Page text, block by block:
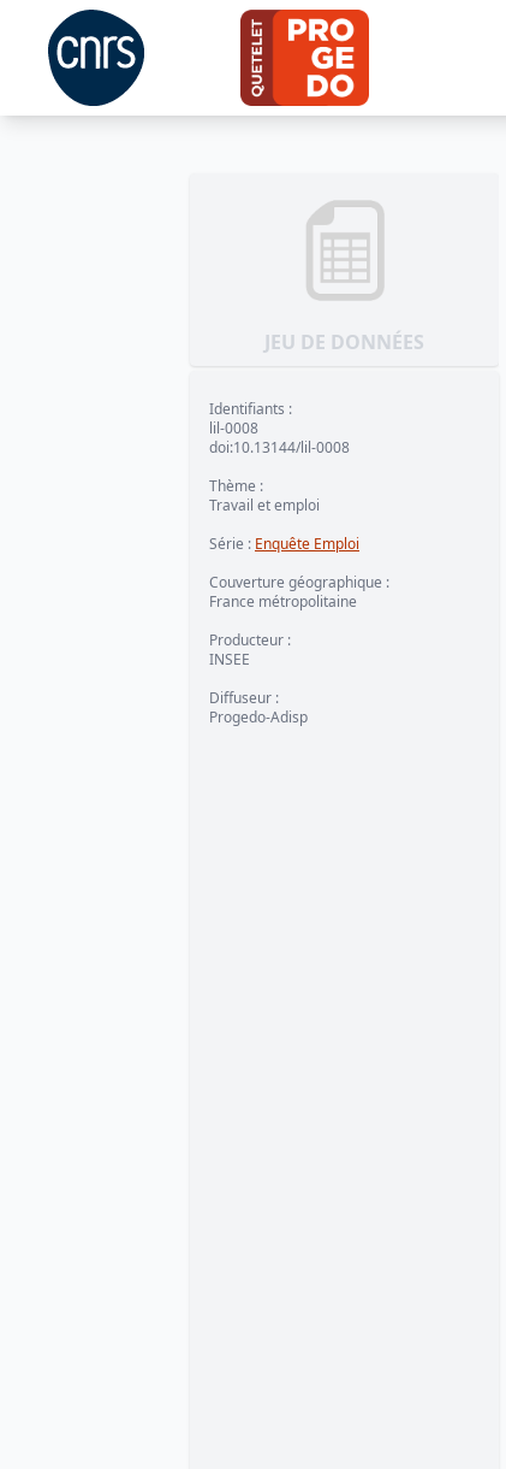
JEU DE DONNÉES
Identifiants :
lil-0008
doi:10.13144/lil-0008
Thème :
Travail et emploi
Série : Enquête Emploi
Couverture géographique :
France métropolitaine
Producteur :
INSEE
Diffuseur :
Progedo-Adisp